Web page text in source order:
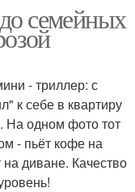
семейных
- триллер: с
к себе в квартиру
На одном фото тот
- пьёт кофе на
диване. Качество